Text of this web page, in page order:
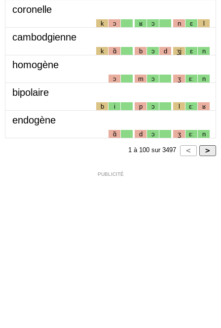
coronelle
k ɔ ʁ ɔ n ɛ l
cambodgienne
k ɑ̃ b ɔ d ʒj ɛ n
homogène
ɔ m ɔ ʒ ɛː n
bipolaire
b i p ɔ l ɛː ʁ
endogène
ɑ̃ d ɔ ʒ ɛː n
1 à 100 sur 3497
PUBLICITÉ